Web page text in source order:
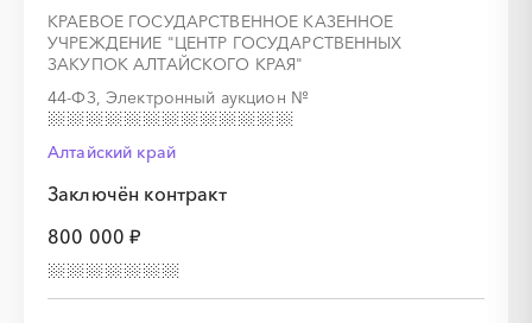
КРАЕВОЕ ГОСУДАРСТВЕННОЕ КАЗЕННОЕ
УЧРЕЖДЕНИЕ "ЦЕНТР ГОСУДАРСТВЕННЫХ
ЗАКУПОК АЛТАЙСКОГО КРАЯ"
44-ФЗ, Электронный аукцион №
Алтайский край
Заключён контракт
800 000 ₽